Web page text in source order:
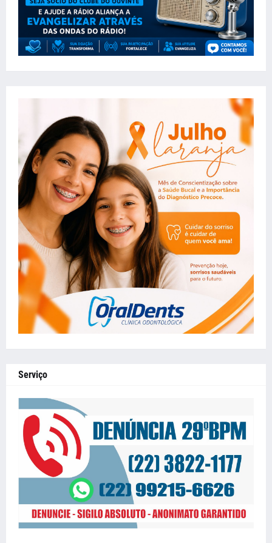
Serviço